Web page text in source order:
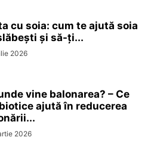
cu soia: cum te ajută soia
și să-ți...
2026
vine balonarea? – Ce
ajută în reducerea
2026